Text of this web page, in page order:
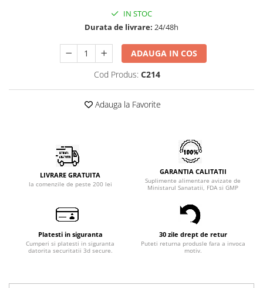
IN STOC
Durata de livrare: 24/48h
ADAUGA IN COS
Cod Produs: C214
Adauga la Favorite
LIVRARE GRATUITA
la comenzile de peste 200 lei
GARANTIA CALITATII
Suplimente alimentare avizate de
Ministarul Sanatatii, FDA si GMP
Platesti in siguranta
Cumperi si platesti in siguranta
datorita securitatii 3d secure.
30 zile drept de retur
Puteti returna produsle fara a invoca
motiv.